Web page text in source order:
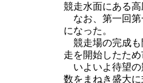
競走水面にある
なお、第一回第
になった。
競走場の完成も
走を開始したた
いよいよ待望の
数をまねき盛大